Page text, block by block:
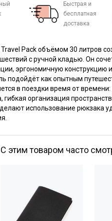
Быстрая и
бесплатная
доставка
Pack объёмом 30 литров
с ручной кладью. Он
эргономичную конструкцию
подойдёт как опытным
в поездки время от
гибкая организация
использование рюкзака
С этим товаром часто